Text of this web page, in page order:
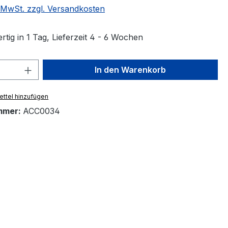
zzgl. Versandkosten
in 1 Tag, Lieferzeit 4 - 6 Wochen
Anzahl: Gib den gewünschten Wert
In den Warenkorb
hinzufügen
ACC0034